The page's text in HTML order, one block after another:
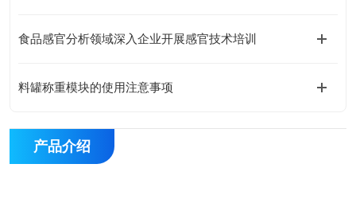
食品感官分析领域深入企业开展感官技术培训
料罐称重模块的使用注意事项
产品介绍